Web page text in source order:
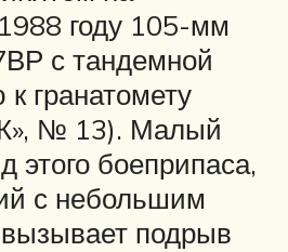
году 105-мм
с тандемной
гранатомету
№ 13). Малый
этого боеприпаса,
с небольшим
подрыв